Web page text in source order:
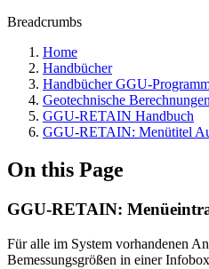
Breadcrumbs
Home
Handbücher
Handbücher GGU-
Geotechnische Berechnungen
GGU-RETAIN Handbuch
GGU-RETAIN: Menütitel
On this Page
GGU-RETAIN:
Für alle im System vorhandenen
Bemessungsgrößen in einer